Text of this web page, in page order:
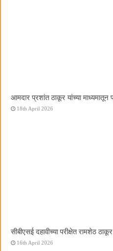
आमदार प्रशांत ठाकूर यांच्या
18th April 2026
सीबीएसई दहावीच्या परीक्षेत रामशेठ
16th April 2026